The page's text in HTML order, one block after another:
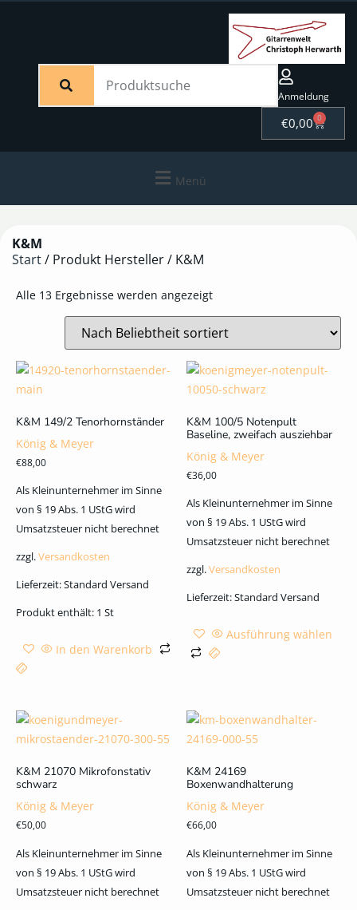
Anmeldung
€0,00 0
Menü
K&M
Start/ Produkt Hersteller / K&M
Alle 13 Ergebnisse werden angezeigt
K&M 149/2 Tenorhornständer
König & Meyer
€88,00
Als Kleinunternehmer im Sinne
von § 19 Abs. 1 UStG wird
Umsatzsteuer nicht berechnet
zzgl.Versandkosten
Lieferzeit:Standard Versand
Produkt enthält: 1 St
In den Warenkorb
K&M 100/5 Notenpult
Baseline, zweifach ausziehbar
König & Meyer
€36,00
Als Kleinunternehmer im Sinne
von § 19 Abs. 1 UStG wird
Umsatzsteuer nicht berechnet
zzgl.Versandkosten
Lieferzeit:Standard Versand
Ausführung wählen
K&M 21070 Mikrofonstativ
schwarz
König & Meyer
€50,00
Als Kleinunternehmer im Sinne
von § 19 Abs. 1 UStG wird
Umsatzsteuer nicht berechnet
K&M 24169
Boxenwandhalterung
König & Meyer
€66,00
Als Kleinunternehmer im Sinne
von § 19 Abs. 1 UStG wird
Umsatzsteuer nicht berechnet